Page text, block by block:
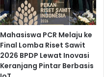
Mahasiswa PCR Melaju ke
Final Lomba Riset Sawit
2026 BPDP Lewat Inovasi
Keranjang Pintar Berbasis